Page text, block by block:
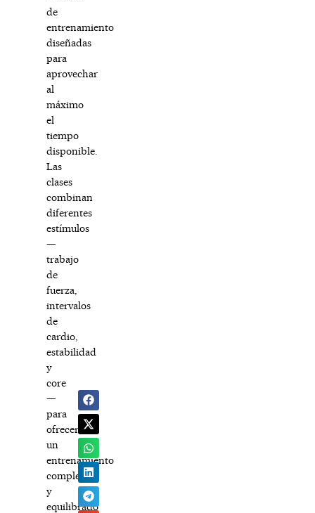
de
entrenamiento
diseñadas
para
aprovechar
al
máximo
el
tiempo
disponible.
Las
clases
combinan
diferentes
estímulos
—
trabajo
de
fuerza,
intervalos
de
cardio,
estabilidad
y
core
—
para
ofrecer
un
entrenamiento
completo
y
equilibrado